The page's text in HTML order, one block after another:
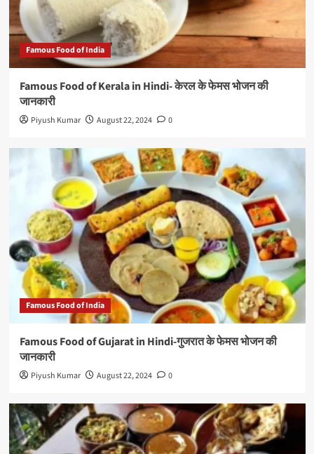
Famous Food of India
Famous Food of Kerala in Hindi- केरल के फेमस भोजन की
जानकारी
Piyush Kumar August 22, 2024 0
Famous Food of India
Famous Food of Gujarat in Hindi-गुजरात के फेमस भोजन की
जानकारी
Piyush Kumar August 22, 2024 0